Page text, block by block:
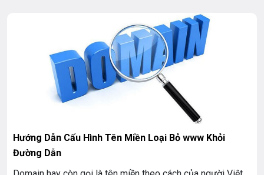
Hướng Dẫn Cấu Hình Tên Miền Loại Bỏ www Khỏi
Đường Dẫn